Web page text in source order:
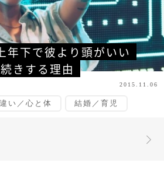
年下で彼より頭がいい
きする理由
2015.11.06
い／心と体 結婚／育児